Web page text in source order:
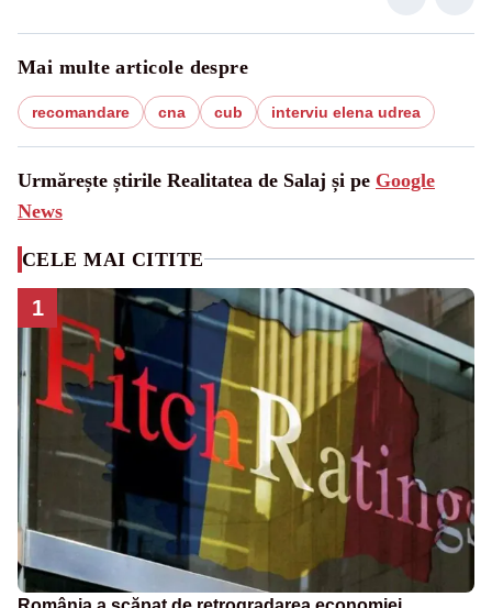
Mai multe articole despre
recomandare cna cub interviu elena udrea
Urmărește știrile Realitatea de Salaj și pe Google
News
CELE MAI CITITE
1